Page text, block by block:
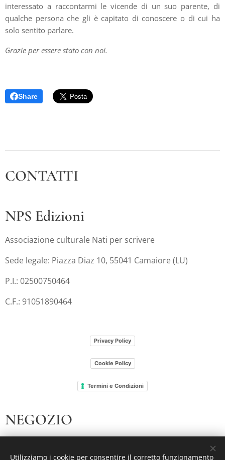
interessato a raccontarmi le vicende di un suo parente, di
qualche persona che gli è capitato di conoscere o di cui ha
solo sentito parlare.
Grazie per essere stato con noi.
Share
CONTATTI
NPS Edizioni
Associazione culturale Nati per scrivere
Sede legale: Piazza Diaz 10, 55041 Camaiore (LU)
P.I.: 02500750464
C.F.: 91051890464
Privacy Policy
Cookie Policy
Termini e Condizioni
NEGOZIO
Utilizziamo i cookie per consentire il corretto funzionamento